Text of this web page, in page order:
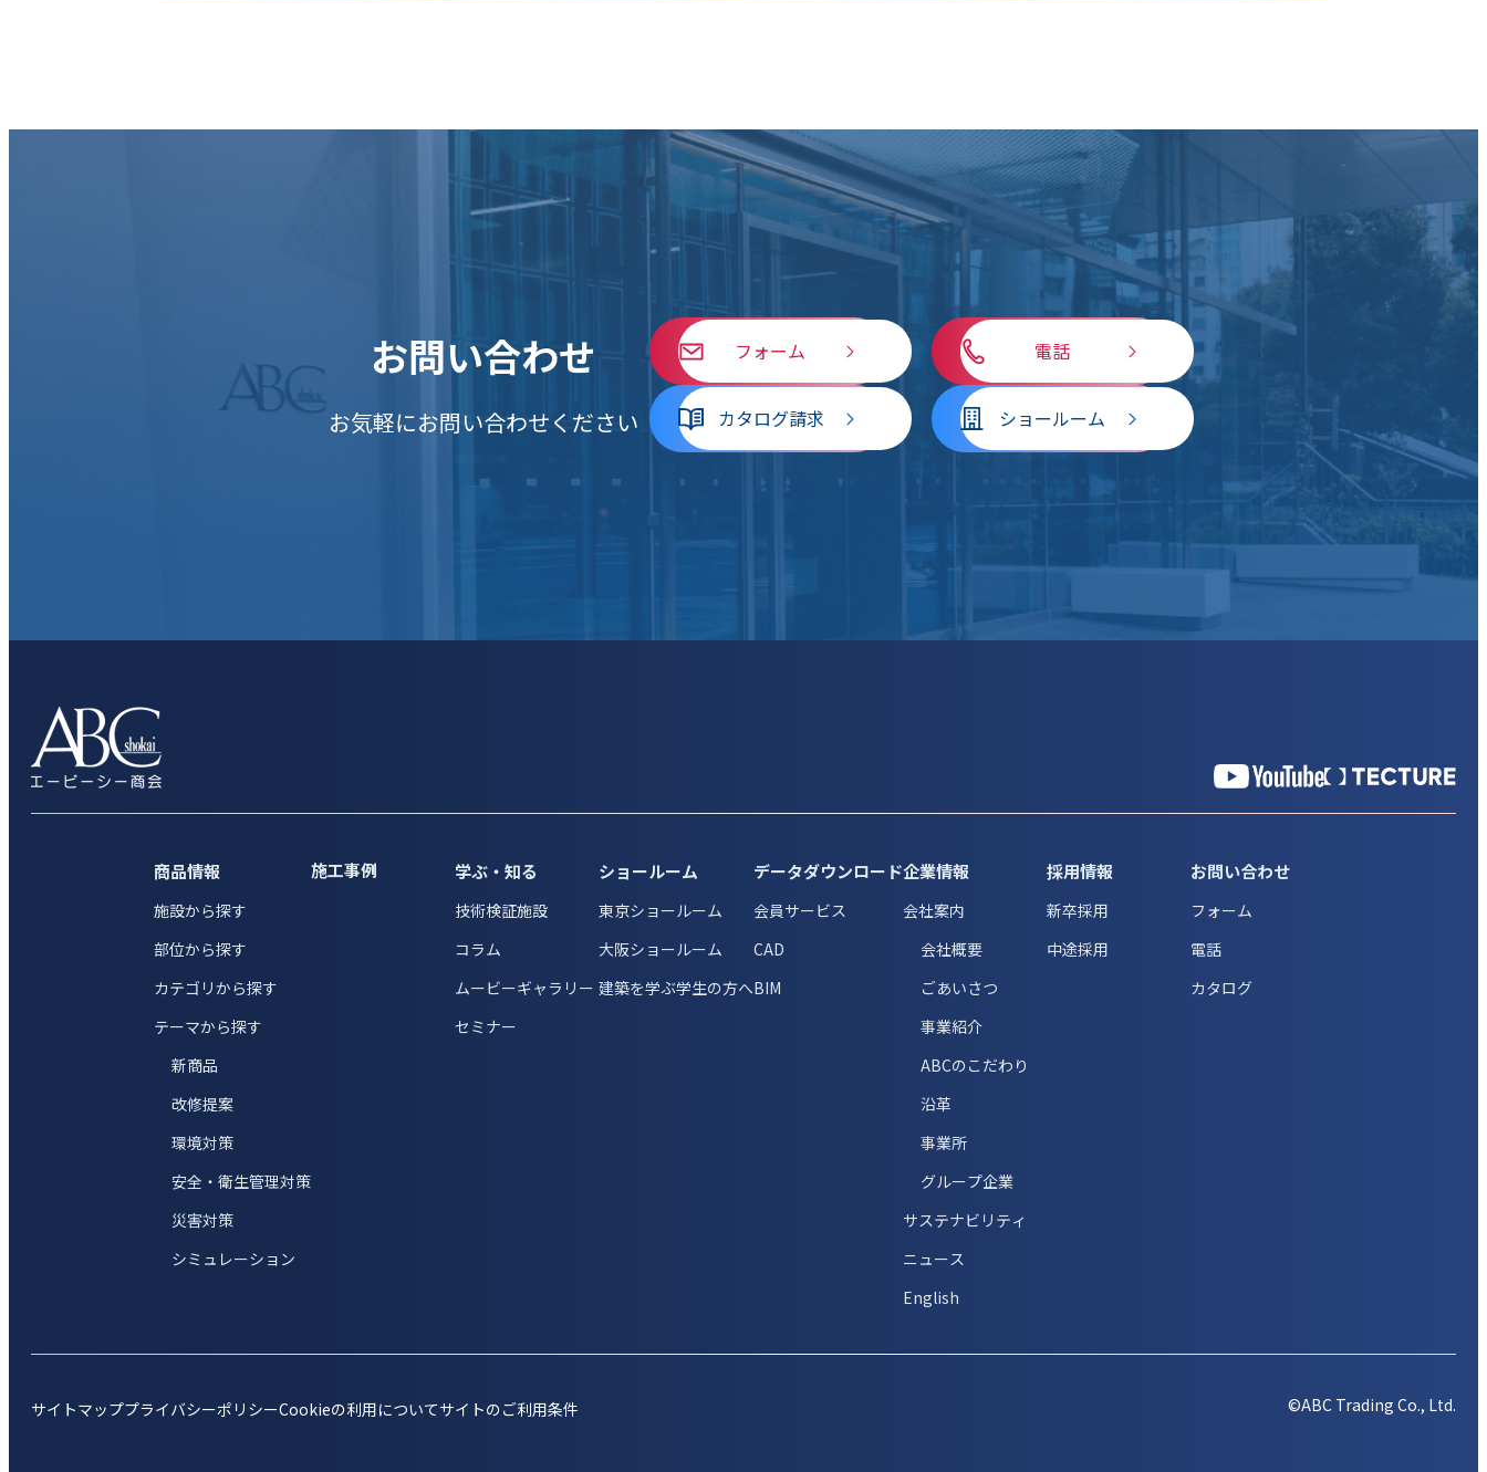
お問い合わせ
お気軽にお問い合わせください
フォーム 電話
カタログ請求 ショールーム
商品情報
施設から探す
部位から探す
カテゴリから探す
テーマから探す
新商品
改修提案
環境対策
安全・衛生管理対策
災害対策
シミュレーション
施工事例 学ぶ・知る
技術検証施設
コラム
ムービーギャラリー
セミナー
ショールーム
東京ショールーム
大阪ショールーム
建築を学ぶ学生の方へ
データダウンロード
会員サービス
CAD
BIM
企業情報
会社案内
会社概要
ごあいさつ
事業紹介
ABCのこだわり
沿革
事業所
グループ企業
サステナビリティ
ニュース
English
採用情報
新卒採用
中途採用
お問い合わせ
フォーム
電話
カタログ
サイトマッププライバシーポリシーCookieの利用についてサイトのご利用条件 ©ABC Trading Co., Ltd.